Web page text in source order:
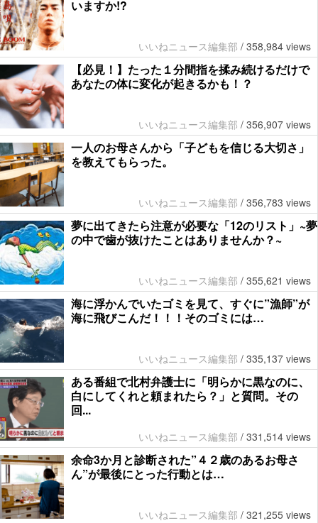
いますか!?
いいねニュース編集部 / 358,984 views
【必見！】たった１分間指を揉み続けるだけで
あなたの体に変化が起きるかも！？
いいねニュース編集部 / 356,907 views
一人のお母さんから「子どもを信じる大切さ」
を教えてもらった。
いいねニュース編集部 / 356,783 views
夢に出てきたら注意が必要な「12のリスト」~夢
の中で歯が抜けたことはありませんか？~
いいねニュース編集部 / 355,621 views
海に浮かんでいたゴミを見て、すぐに”漁師”が
海に飛びこんだ！！！そのゴミには…
いいねニュース編集部 / 335,137 views
ある番組で北村弁護士に「明らかに黒なのに、
白にしてくれと頼まれたら？」と質問。その
回...
いいねニュース編集部 / 331,514 views
余命3か月と診断された”４２歳のあるお母さ
ん”が最後にとった行動とは…
いいねニュース編集部 / 321,255 views